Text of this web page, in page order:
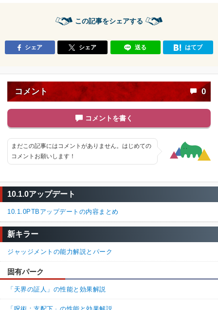
この記事をシェアする
シェア シェア 送る はてブ
コメント 0
コメントを書く
まだこの記事にはコメントがありません。はじめての
コメントお願いします！
10.1.0アップデート
10.1.0PTBアップデートの内容まとめ
新キラー
ジャッジメントの能力解説とパーク
固有パーク
「天界の証人」の性能と効果解説